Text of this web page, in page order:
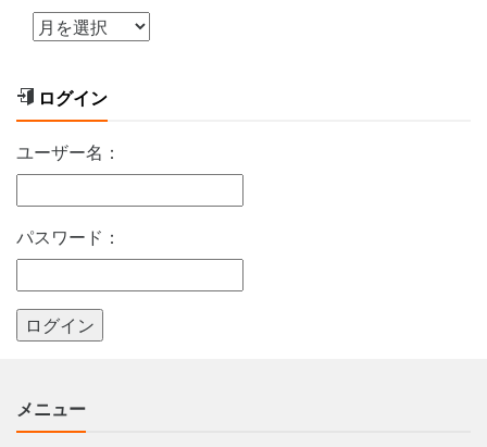
ログイン
ユーザー名：
パスワード：
メニュー